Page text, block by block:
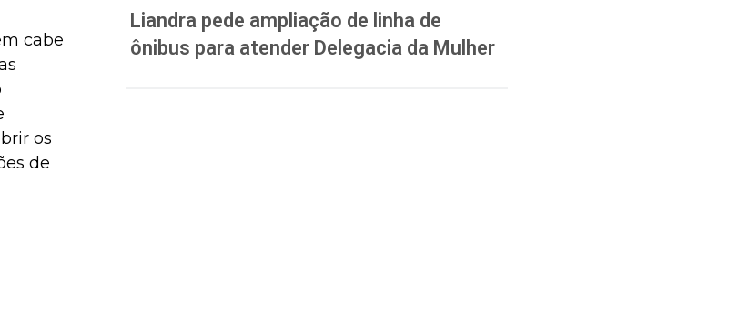
cabe
os
de
Liandra pede ampliação de linha de
ônibus para atender Delegacia da Mulher